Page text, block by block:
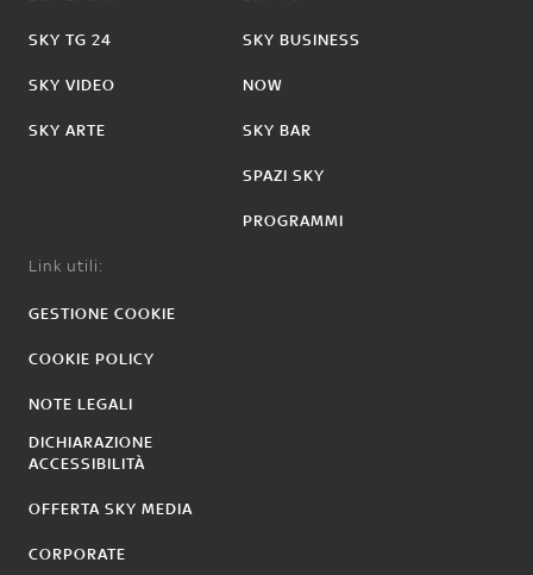
SKY TG 24
SKY VIDEO
SKY ARTE
SKY BUSINESS
NOW
SKY BAR
SPAZI SKY
PROGRAMMI
Link utili:
GESTIONE COOKIE
COOKIE POLICY
NOTE LEGALI
DICHIARAZIONE
ACCESSIBILITÀ
OFFERTA SKY MEDIA
CORPORATE